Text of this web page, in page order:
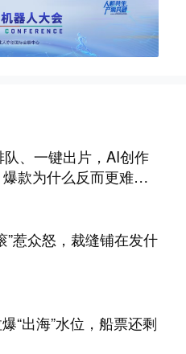
队、一键出片，AI创作
款为什么反而更难做
”惹众怒，裁缝铺在发什
“出海”水位，船票还剩